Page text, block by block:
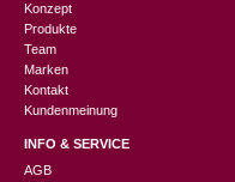
Konzept
Produkte
Team
Marken
Kontakt
Kundenmeinung
INFO & SERVICE
AGB